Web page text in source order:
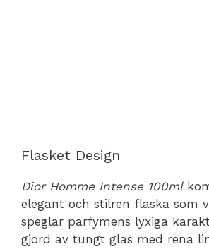
Flasket Design
Dior Homme Intense 100ml
elegant och stilren flaska som
speglar parfymens lyxiga
gjord av tungt glas med rena